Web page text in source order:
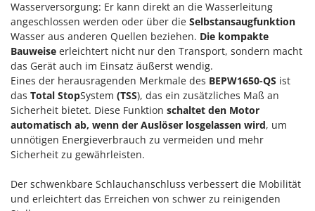
Mähroboter
Maisentkörnungsmaschinen
Manuelle Heckenscheren
Mehrzweck-Sauggeräte
Minibacköfen
Motorhacken - Gartenfräsen
Motorspritzen
Mulcher für Traktor
N
Notstromaggregat
Famag
Famur
FARMER
FBC
Ferrari Group
Ferroni
Ferrua
FIAC
FIEM
Fimar
Wasserversorgung: Er kann direkt an die Wasserleitung
angeschlossen werden oder über die Selbstansaugfunktion
Wasser aus anderen Quellen beziehen. Die kompakte
Bauweise erleichtert nicht nur den Transport, sondern macht
das Gerät auch im Einsatz äußerst wendig.
Eines der herausragenden Merkmale des BEPW1650-QS ist
das Total StopSystem (TSS), das ein zusätzliches Maß an
Sicherheit bietet. Diese Funktion schaltet den Motor
automatisch ab, wenn der Auslöser losgelassen wird, um
unnötigen Energieverbrauch zu vermeiden und mehr
Sicherheit zu gewährleisten.
Der schwenkbare Schlauchanschluss verbessert die Mobilität
und erleichtert das Erreichen von schwer zu reinigenden